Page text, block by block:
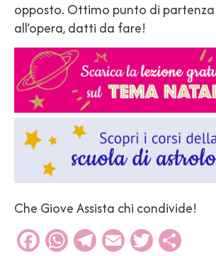
opposto. Ottimo punto di
all’opera, datti da fare!
Che Giove Assista chi condivide!
Facebook
WhatsApp
Telegram
EmailTwitter